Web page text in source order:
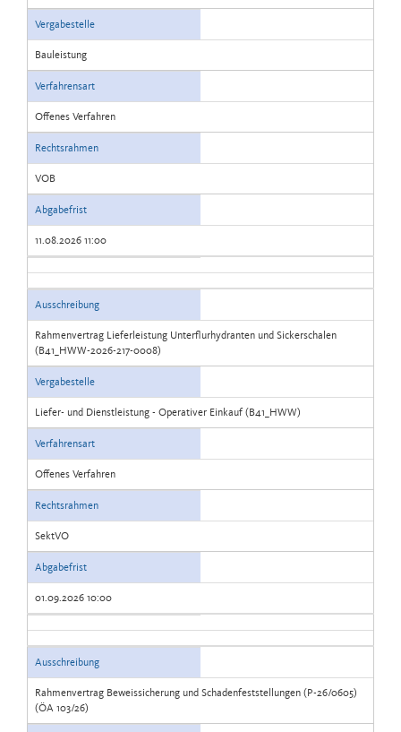
Vergabestelle
Bauleistung
Verfahrensart
Offenes Verfahren
Rechtsrahmen
VOB
Abgabefrist
11.08.2026 11:00
Ausschreibung
Rahmenvertrag Lieferleistung Unterflurhydranten und Sickerschalen
(B41_HWW-2026-217-0008)
Vergabestelle
Liefer- und Dienstleistung - Operativer Einkauf (B41_HWW)
Verfahrensart
Offenes Verfahren
Rechtsrahmen
SektVO
Abgabefrist
01.09.2026 10:00
Ausschreibung
Rahmenvertrag Beweissicherung und Schadenfeststellungen (P-26/0605)
(ÖA 103/26)